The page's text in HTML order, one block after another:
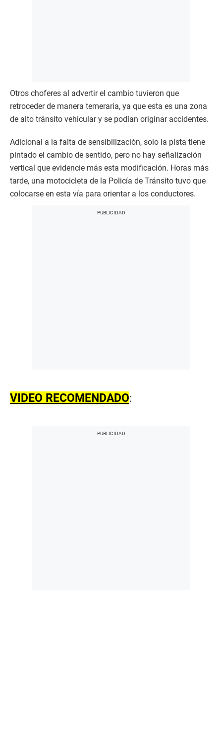
Otros choferes al advertir el cambio tuvieron que
retroceder de manera temeraria, ya que esta es una zona
de alto tránsito vehicular y se podían originar accidentes.
Adicional a la falta de sensibilización, solo la pista tiene
pintado el cambio de sentido, pero no hay señalización
vertical que evidencie más esta modificación. Horas más
tarde, una motocicleta de la Policía de Tránsito tuvo que
colocarse en esta vía para orientar a los conductores.
VIDEO RECOMENDADO: